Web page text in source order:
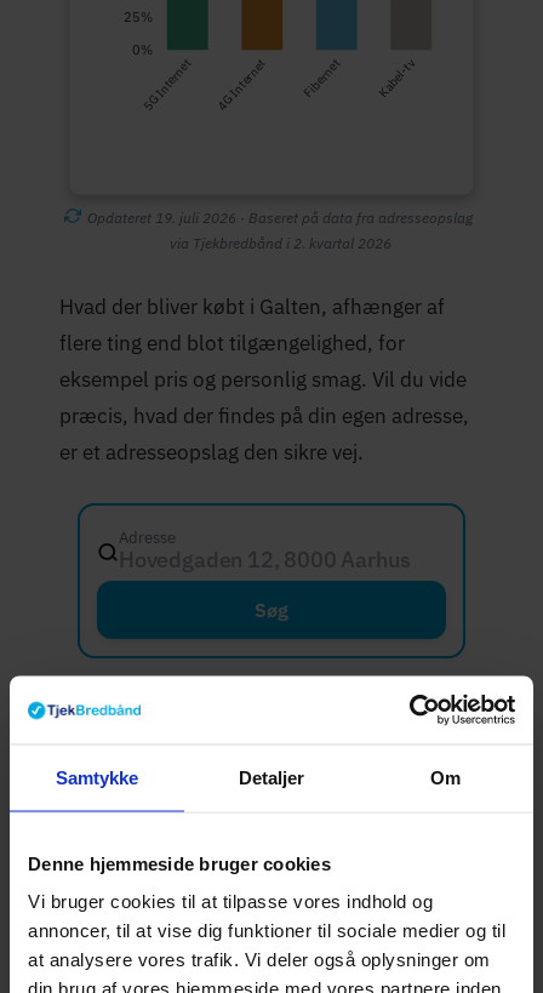
Samtykke Detaljer Om
Denne hjemmeside bruger cookies
Vi bruger cookies til at tilpasse vores indhold og
annoncer, til at vise dig funktioner til sociale medier og til
at analysere vores trafik. Vi deler også oplysninger om
din brug af vores hjemmeside med vores partnere inden
25%
0%
5G Internet 4G Internet Fibernet Kabel-tv
Opdateret 19. juli 2026 · Baseret på data fra adresseopslag
via Tjekbredbånd i 2. kvartal 2026
Hvad der bliver købt i Galten, afhænger af
flere ting end blot tilgængelighed, for
eksempel pris og personlig smag. Vil du vide
præcis, hvad der findes på din egen adresse,
er et adresseopslag den sikre vej.
Adresse
Hovedgaden 12, 8000 Aarhus C
Søg
Hvad er dine
nødvendigvis det dyreste eller det hurtigste,
men det der passer til din hverdag. Bruger du
primært nettet til streaming og browsing, har
du andre behov end en husstand med daglige